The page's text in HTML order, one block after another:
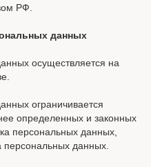
РФ.
данных
осуществляется на
ограничивается
определенных и законных
персональных данных,
данных.